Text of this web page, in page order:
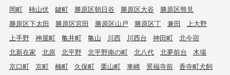
岡町
柿山伏 鍵町 勝原区朝日谷 勝原区大谷
勝原区熊見
勝原区下太田
勝原区宮田 勝原区山戸 勝原区丁 兼田
上大野
上手野
神屋町 亀井町 亀山 川西 川西台 神田町
北今宿
北新在家
北原 北平野 北平野南の町 北八代 北夢前台
木場
京口町
京町 楠町 久保町 栗山町 車崎 景福寺前
香寺町犬飼